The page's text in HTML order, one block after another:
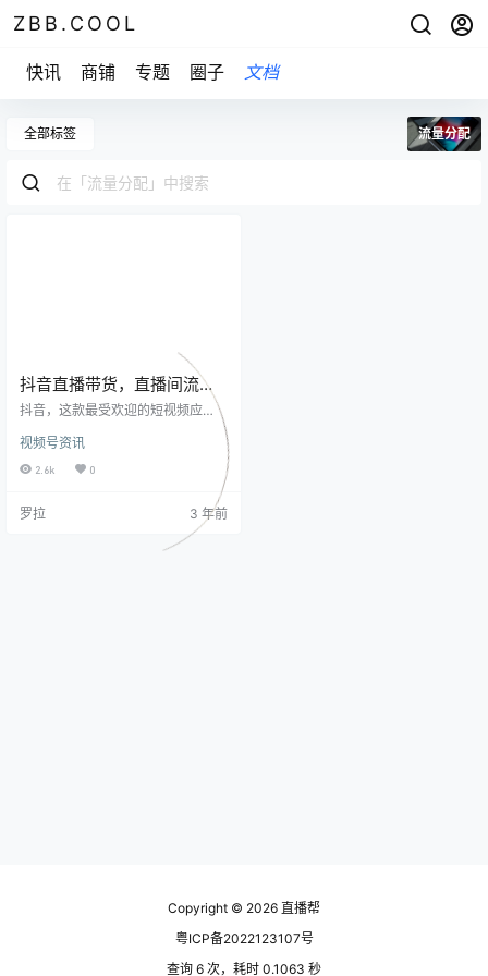
ZBB.COOL
快讯 商铺 专题 圈子 文档
全部标签 流量分配
抖音直播带货，直播间流量
分配的底层逻辑
抖音，这款最受欢迎的短视频应
式。然而，在这个强烈的社交媒体
竞争时代，要想在抖音上获得大量
配机制以及如何提高直播间的曝光
度，我们将在本文中深入剖析抖音
底层逻辑，分享实用的流量分析工
视频号资讯
2.6k 0
罗拉 3 年前
Copyright © 2026 直播帮
粤ICP备2022123107号
查询 6 次，耗时 0.1063 秒